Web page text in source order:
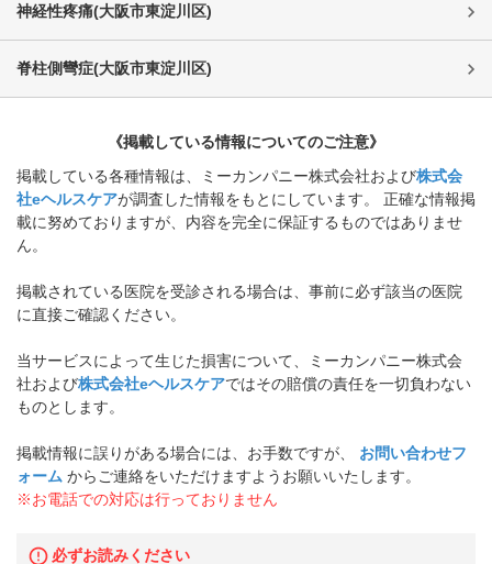
神経性疼痛(大阪市東淀川区)
脊柱側彎症(大阪市東淀川区)
《掲載している情報についてのご注意》
掲載している各種情報は、ミーカンパニー株式会社および株式会
社eヘルスケアが調査した情報をもとにしています。 正確な情報掲
載に努めておりますが、内容を完全に保証するものではありませ
ん。
掲載されている医院を受診される場合は、事前に必ず該当の医院
に直接ご確認ください。
当サービスによって生じた損害について、ミーカンパニー株式会
社および株式会社eヘルスケアではその賠償の責任を一切負わない
ものとします。
掲載情報に誤りがある場合には、お手数ですが、
お問い合わせフ
ォーム からご連絡をいただけますようお願いいたします。
※お電話での対応は行っておりません
必ずお読みください